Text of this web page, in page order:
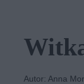
Autor: Anna